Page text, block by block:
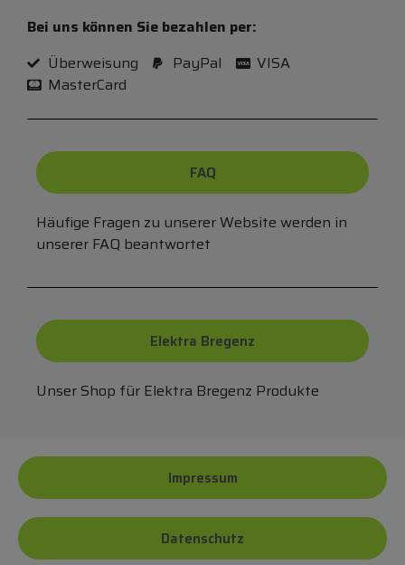
Bei uns können Sie bezahlen per:
Überweisung
PayPal
VISA
MasterCard
FAQ
Häufige Fragen zu unserer Website werden in
unserer FAQ beantwortet
Elektra Bregenz
Unser Shop für Elektra Bregenz Produkte
Impressum
Datenschutz